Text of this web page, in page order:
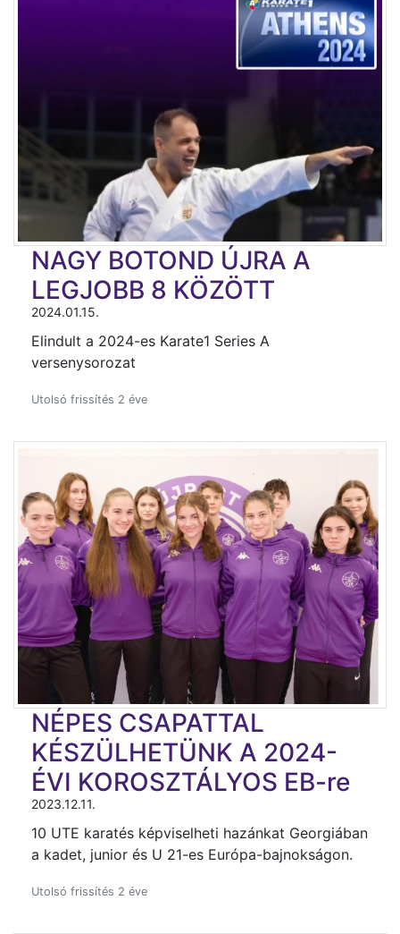
NAGY BOTOND ÚJRA A
LEGJOBB 8 KÖZÖTT
2024.01.15.
Elindult a 2024-es Karate1 Series A
versenysorozat
Utolsó frissítés 2 éve
NÉPES CSAPATTAL
KÉSZÜLHETÜNK A 2024-
ÉVI KOROSZTÁLYOS EB-re
2023.12.11.
10 UTE karatés képviselheti hazánkat Georgiában
a kadet, junior és U 21-es Európa-bajnokságon.
Utolsó frissítés 2 éve